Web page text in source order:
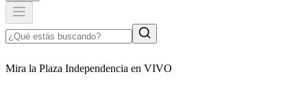
Mira la Plaza Independencia en VIVO